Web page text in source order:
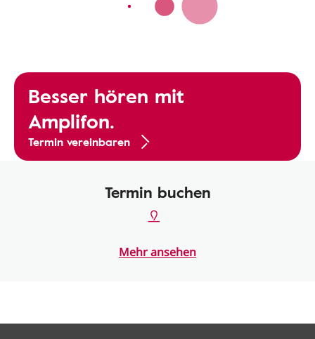
Besser hören mit
Amplifon.
Termin vereinbaren
Termin buchen
Mehr ansehen